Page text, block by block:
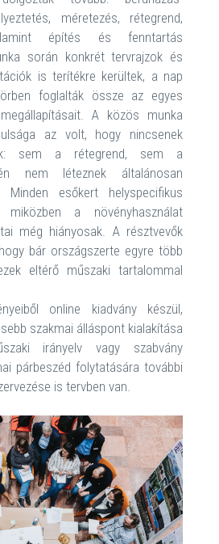
méretezés, rétegrend,
építés és fenntartás
során konkrét tervrajzok és
is terítékre kerültek, a nap
foglalták össze az egyes
A közös munka
az volt, hogy nincsenek
sem a rétegrend, sem a
nem léteznek általánosan
Minden esőkert helyspecifikus
miközben a növényhasználat
még hiányosak. A résztvevők
bár országszerte egyre több
eltérő műszaki tartalommal
online kiadvány készül,
szakmai álláspont kialakítása
irányelv vagy szabvány
párbeszéd folytatására további
is tervben van.